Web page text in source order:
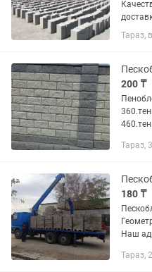
Тараз,
200 ₸
Тараз,
180 ₸
Пескоблок 1)
Геометрия 2)
Наш
любой
Тараз,